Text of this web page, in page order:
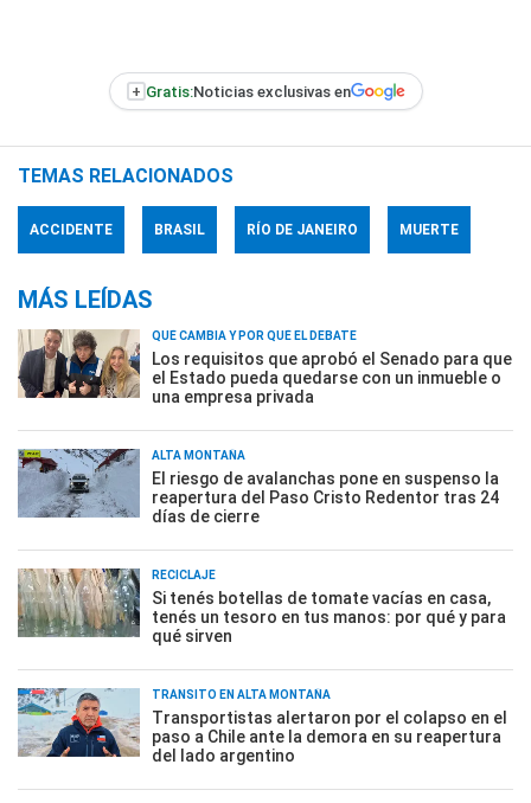
+ Gratis:Noticias exclusivas en
TEMAS RELACIONADOS
ACCIDENTE BRASIL RÍO DE JANEIRO MUERTE
MÁS LEÍDAS
QUÉ CAMBIA Y POR QUÉ EL DEBATE
Los requisitos que aprobó el Senado para que
el Estado pueda quedarse con un inmueble o
una empresa privada
ALTA MONTAÑA
El riesgo de avalanchas pone en suspenso la
reapertura del Paso Cristo Redentor tras 24
días de cierre
RECICLAJE
Si tenés botellas de tomate vacías en casa,
tenés un tesoro en tus manos: por qué y para
qué sirven
TRÁNSITO EN ALTA MONTAÑA
Transportistas alertaron por el colapso en el
paso a Chile ante la demora en su reapertura
del lado argentino